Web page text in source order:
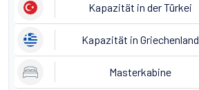
Kapazität in der Türkei
Kapazität in Griechenland
Masterkabine